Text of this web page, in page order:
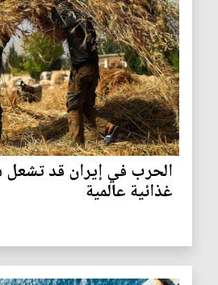
الحرب في إيران قد تشعل
غذائية عالمية